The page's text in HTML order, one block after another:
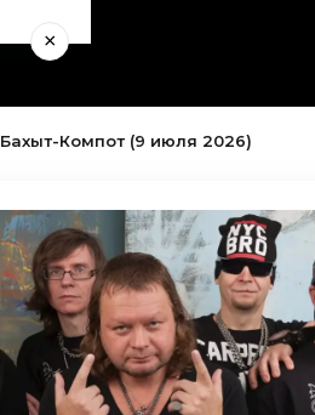
×
Бахыт-Компот (9 июля 2026)